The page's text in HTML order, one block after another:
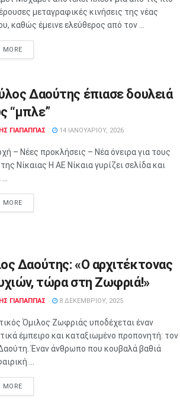
μεταγραφικές κινήσεις της νέας
καθώς έμεινε ελεύθερος από τον ...
MORE
Δαούτης έπιασε δουλειά
“μπλε”
ΓΊΑΠΑΠΠΑΣ 14 ΙΑΝΟΥΑΡΊΟΥ, 2026
– Νέες προκλήσεις – Νέα όνειρα για τους
Νίκαιας Η ΑΕ Νίκαια γυρίζει σελίδα και
MORE
Δαούτης: «Ο αρχιτέκτονας
τώρα στη Ζωφριά!»
ΓΊΑΠΑΠΠΑΣ 8 ΔΕΚΕΜΒΡΊΟΥ, 2025
Όμιλος Ζωφριάς υποδέχεται έναν
έμπειρο και καταξιωμένο προπονητή: τον
Έναν άνθρωπο που κουβαλά βαθιά
...
MORE